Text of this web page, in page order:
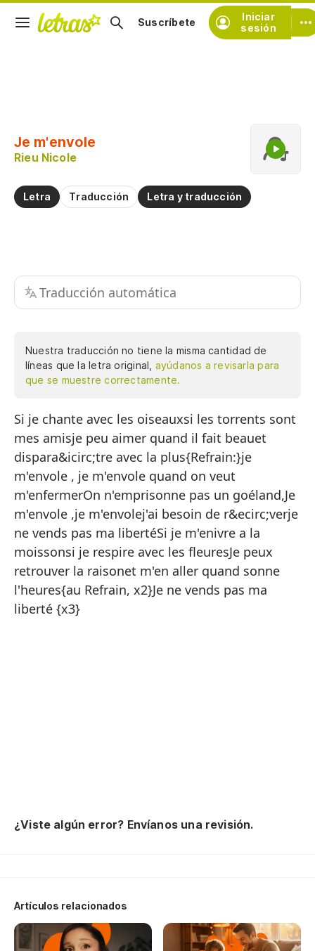
Iniciar
sesión
Suscríbete
Je m'envole
Rieu Nicole
Letra Traducción Letra y traducción
Traducción automática
Nuestra traducción no tiene la misma cantidad de
líneas que la letra original, ayúdanos a revisarla para
que se muestre correctamente.
Si je chante avec les oiseauxsi les torrents sont
mes amisje peu aimer quand il fait beauet
dispara&icirc;tre avec la plus{Refrain:}je
m'envole , je m'envole quand on veut
m'enfermerOn n'emprisonne pas un goéland,Je
m'envole ,je m'envolej'ai besoin de r&ecirc;verje
ne vends pas ma libertéSi je m'enivre a la
moissonsi je respire avec les fleuresJe peux
retrouver la raisonet m'en aller quand sonne
l'heures{au Refrain, x2}Je ne vends pas ma
liberté {x3}
¿Viste algún error? Envíanos una revisión.
Practicar la pronunciación de
Artículos relacionados